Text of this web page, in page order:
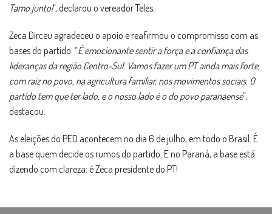
Tamo junto!”, declarou o vereador Teles.
Zeca Dirceu agradeceu o apoio e reafirmou o compromisso com as
bases do partido. “É emocionante sentir a força e a confiança das
lideranças da região Centro-Sul. Vamos fazer um PT ainda mais forte,
com raiz no povo, na agricultura familiar, nos movimentos sociais. O
partido tem que ter lado, e o nosso lado é o do povo paranaense”,
destacou.
As eleições do PED acontecem no dia 6 de julho, em todo o Brasil. É
a base quem decide os rumos do partido. E no Paraná, a base está
dizendo com clareza: é Zeca presidente do PT!